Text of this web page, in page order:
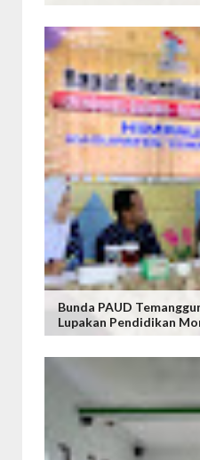
Bunda PAUD
Lupakan Pendidikan